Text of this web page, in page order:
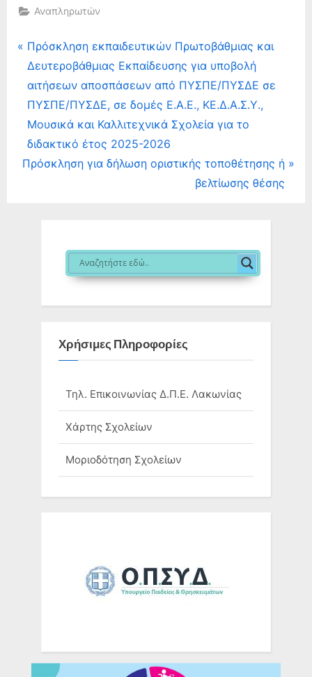
Πρωτοβάθμιας ...
16 Μαΐου, 2025
Αναπληρωτών
Πλοήγηση
άρθρων
P
r
e
v
i
o
u
Πρόσκληση εκπαιδευτικών Πρωτοβάθμιας και
Δευτεροβάθμιας Εκπαίδευσης για υποβολή
αιτήσεων αποσπάσεων από ΠΥΣΠΕ/ΠΥΣΔΕ σε
ΠΥΣΠΕ/ΠΥΣΔΕ, σε δομές Ε.Α.Ε., ΚΕ.Δ.Α.Σ.Υ.,
Μουσικά και Καλλιτεχνικά Σχολεία για το
διδακτικό έτος 2025-2026
N
Πρόσκληση για δήλωση οριστικής τοποθέτησης ή
βελτίωσης θέσης
Χρήσιμες Πληροφορίες
Τηλ. Επικοινωνίας Δ.Π.Ε. Λακωνίας
Χάρτης Σχολείων
Μοριοδότηση Σχολείων